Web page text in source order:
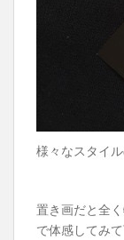
様々なスタイル
置き画だと全
で体感してみて